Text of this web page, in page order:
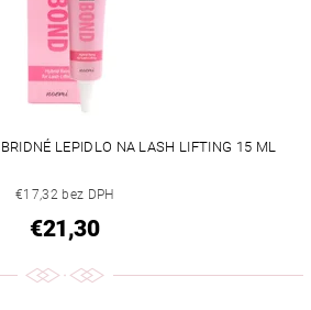
LEPIDLO NA LASH LIFTING 15 ML
€17,32 bez DPH
€21,30